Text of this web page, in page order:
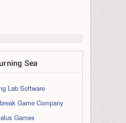
Sea
Lab Software
Game Company
Games